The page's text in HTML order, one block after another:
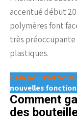
accentué début
polymères font
très préoccupante
plastiques.
Cela pourrait
nouvelles
Comment
des